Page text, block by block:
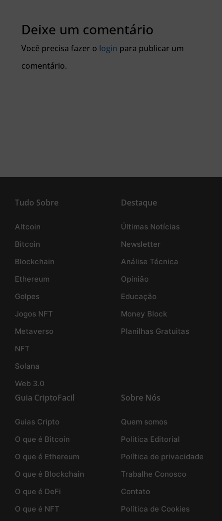
Deixe um comentário
Você precisa fazer o login para publicar um
comentário.
Tudo Sobre
Altcoin
Bitcoin
Blockchain
Ethereum
Golpes
Jogos NFT
Metaverso
NFT
Solana
Web 3.0
Destaque
Últimas Notícias
Newsletter
Análise Técnica
Opinião
Educação
Money Block
Planilhas Gratuitas
Guia CriptoFacil
Guias Cripto
O que é Bitcoin
O que é Ethereum
O que é Blockchain
O que é DeFi
O que é NFT
Sobre Nós
Quem somos
Politica Editorial
Política de privacidade
Trabalhe Conosco
Contato
Política de Cookies